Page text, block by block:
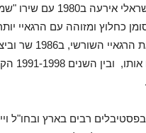
פריצתו של ריי
הפעילה עד
רבים בארץ ובחו"ל